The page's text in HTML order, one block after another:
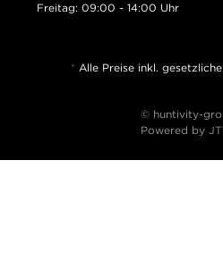
Freitag: 09:00 - 14:00 Uhr
* Alle Preise inkl.
© huntivity-
Powered by